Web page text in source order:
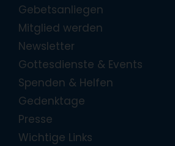
Gebetsanliegen
Mitglied werden
Newsletter
Gottesdienste & Events
Spenden & Helfen
Gedenktage
Presse
Wichtige Links